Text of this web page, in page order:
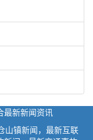
最新新闻资讯
山镇新闻，最新互联